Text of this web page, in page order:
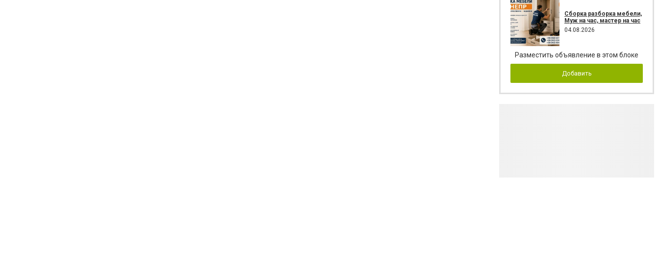
Сборка разборка мебели,
Муж на час, мастер на час
04.08.2026
Разместить объявление в этом блоке
Добавить